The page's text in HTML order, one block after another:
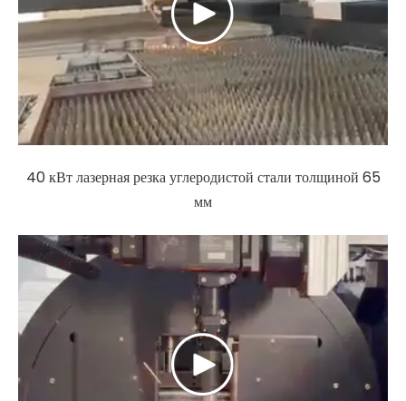
40 кВт лазерная резка углеродистой стали толщиной 65
мм